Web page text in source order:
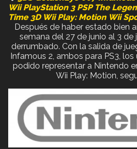
Wii PlayStation 3 PSP The
Time 3D Wii Play: Motion Wii
Después de haber estado bien
semana del 27 de junio al 3 de
derrumbado. Con la salida de
Infamous 2, ambos para PS3,
podido representar a Nintendo
Wii Play: Motion,